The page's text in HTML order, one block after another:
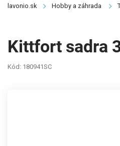
Hobby a záhrada
Kittfort sadra
Kód: 180941SC